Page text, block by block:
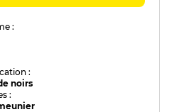
:
:
noirs
: